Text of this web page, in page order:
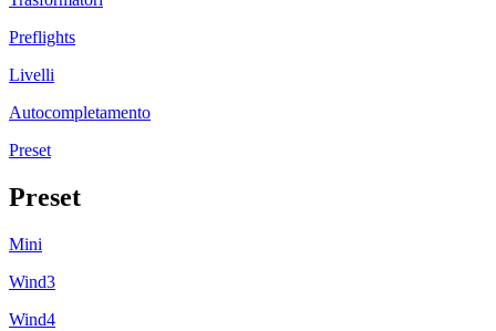
Preflights
Livelli
Autocompletamento
Preset
Preset
Mini
Wind3
Wind4